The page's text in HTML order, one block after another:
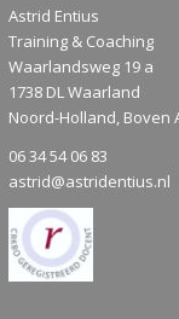
Astrid Entius
Training & Coaching
Waarlandsweg 19 a
1738 DL Waarland
Noord-Holland, Boven
06 34 54 06 83
astrid@astridentius.nl